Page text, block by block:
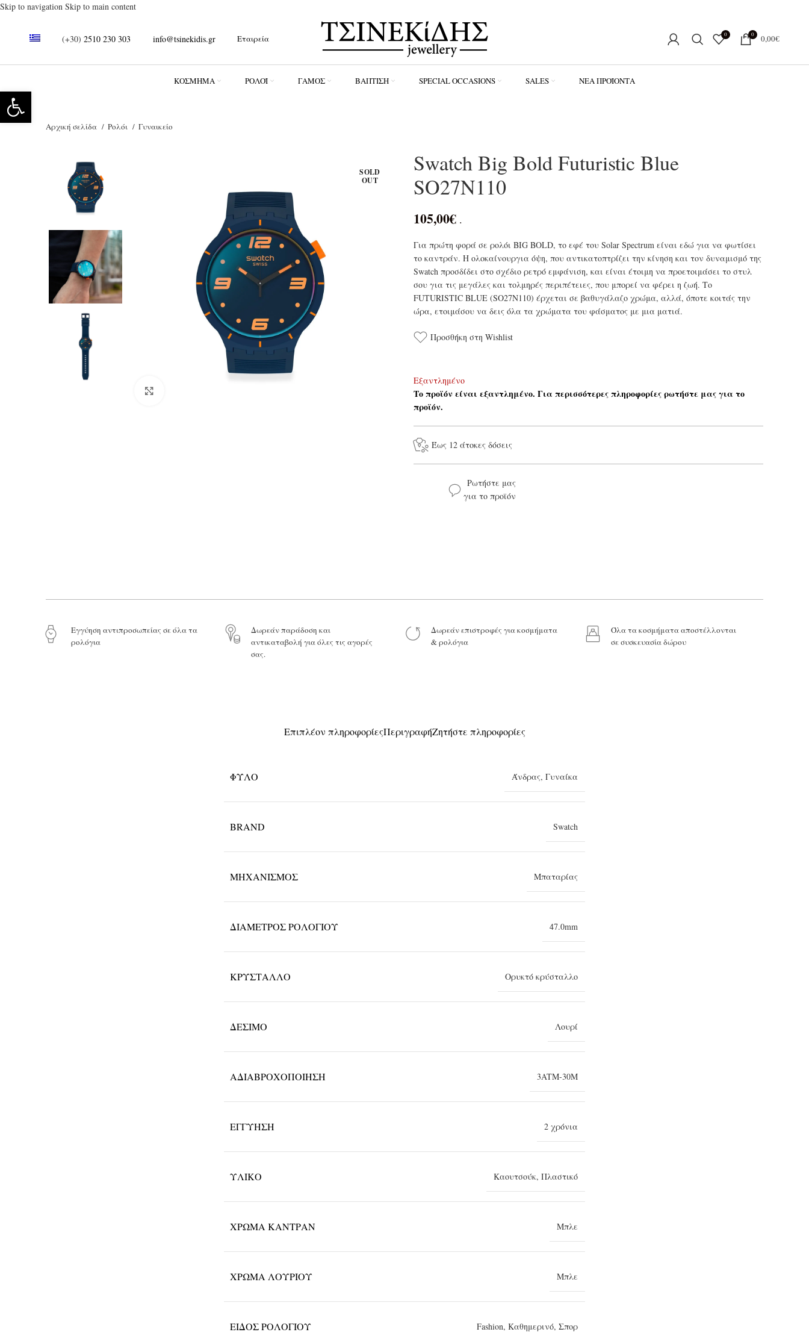
Skip to navigation Skip to main content
(+30)2510 230 303 info@tsinekidis.gr Εταιρεία 0 0 0,00€
ΚΌΣΜΗΜΑ ΡΟΛΌΪ ΓΆΜΟΣ ΒΆΠΤΙΣΗ SPECIAL OCCASIONS SALES ΝΈΑ ΠΡΟΪΌΝΤΑ
Αρχική σελίδα Ρολόι Γυναικείο
SOLD
OUT
Swatch Big Bold Futuristic Blue
SO27N110
105,00€ .
Για πρώτη φορά σε ρολόι BIG BOLD, το εφέ του Solar Spectrum είναι εδώ για να φωτίσει
το καντράν. Η ολοκαίνουργια όψη, που αντικατοπτρίζει την κίνηση και τον δυναμισμό της
Swatch προσδίδει στο σχέδιο ρετρό εμφάνιση, και είναι έτοιμη να προετοιμάσει το στυλ
σου για τις μεγάλες και τολμηρές περιπέτειες, που μπορεί να φέρει η ζωή. Το
FUTURISTIC BLUE (SO27N110) έρχεται σε βαθυγάλαζο χρώμα, αλλά, όποτε κοιτάς την
ώρα, ετοιμάσου να δεις όλα τα χρώματα του φάσματος με μια ματιά.
Προσθήκη στη Wishlist
Εξαντλημένο
Το προϊόν είναι εξαντλημένο. Για περισσότερες πληροφορίες ρωτήστε μας για το
προϊόν.
Έως 12 άτοκες δόσεις
Ρωτήστε μας
για το προϊόν
Eγγύηση αντιπροσωπείας σε όλα τα
ρολόγια
Δωρεάν παράδοση και
αντικαταβολή για όλες τις αγορές
σας.
Δωρεάν επιστροφές για κοσμήματα
& ρολόγια
Όλα τα κοσμήματα αποστέλλονται
σε συσκευασία δώρου
Επιπλέον πληροφορίεςΠεριγραφήΖητήστε πληροφορίες
ΦΎΛΟ Άνδρας, Γυναίκα
BRAND Swatch
ΜΗΧΑΝΙΣΜΌΣ Μπαταρίας
ΔΙΆΜΕΤΡΟΣ ΡΟΛΟΓΙΟΎ 47.0mm
ΚΡΎΣΤΑΛΛΟ Ορυκτό κρύσταλλο
ΔΈΣΙΜΟ Λουρί
ΑΔΙΑΒΡΟΧΟΠΟΊΗΣΗ 3ATM-30Μ
ΕΓΓΎΗΣΗ 2 χρόνια
ΥΛΙΚΌ Καουτσούκ, Πλαστικό
ΧΡΏΜΑ ΚΑΝΤΡΆΝ Μπλε
ΧΡΏΜΑ ΛΟΥΡΙΟΎ Μπλε
ΕΊΔΟΣ ΡΟΛΟΓΙΟΎ Fashion, Καθημερινό, Σπορ
Ανοίξτε τη γραμμή εργαλείων